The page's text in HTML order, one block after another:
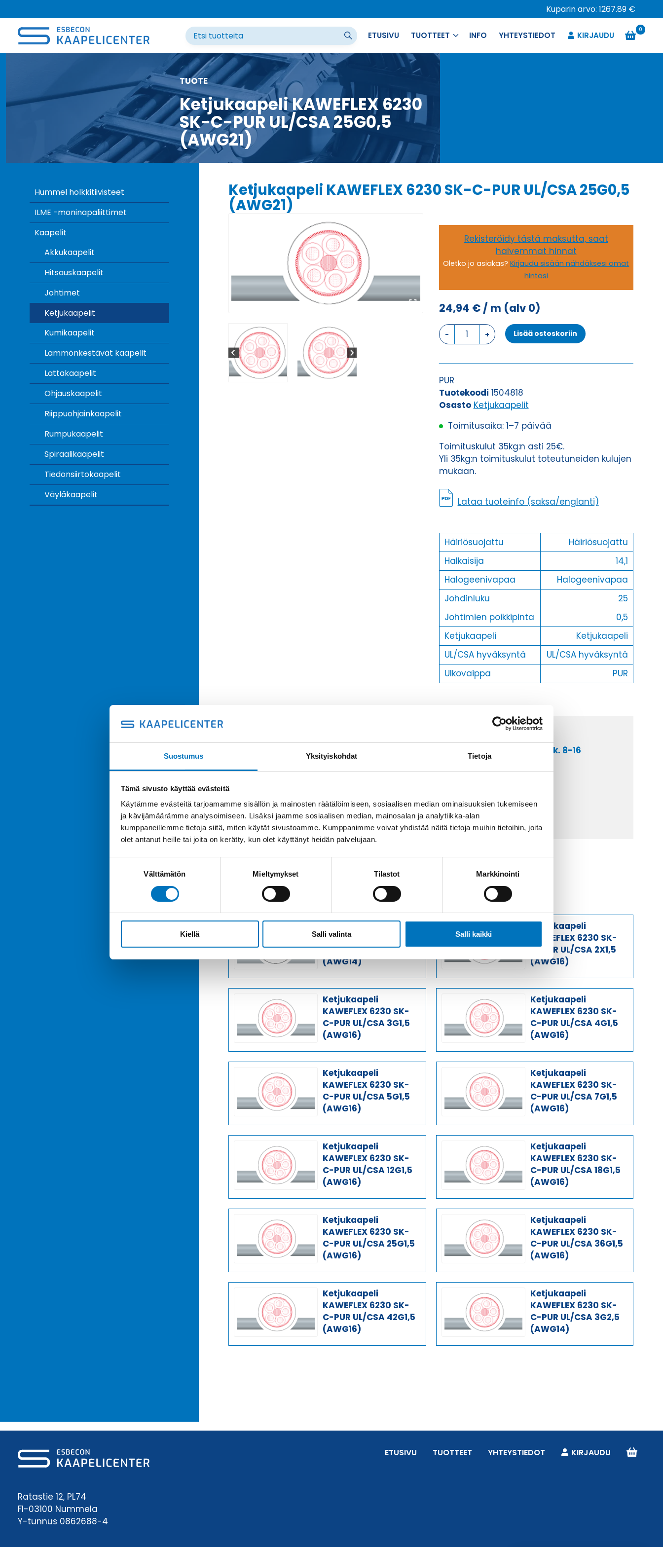
Suostumus Yksityiskohdat Tietoja
Tämä sivusto käyttää evästeitä
Käytämme evästeitä tarjoamamme sisällön ja mainosten räätälöimiseen, sosiaalisen median ominaisuuksien tukemiseen
ja kävijämäärämme analysoimiseen. Lisäksi jaamme sosiaalisen median, mainosalan ja analytiikka-alan
kumppaneillemme tietoja siitä, miten käytät sivustoamme. Kumppanimme voivat yhdistää näitä tietoja muihin tietoihin, joita
olet antanut heille tai joita on kerätty, kun olet käyttänyt heidän palvelujaan.
Välttämätön Mieltymykset Tilastot Markkinointi
Kiellä Salli valinta Salli kaikki
sisältöön
Kuparin arvo: 1267.89 €
ETUSIVU TUOTTEET INFO YHTEYSTIEDOT KIRJAUDU
0
TUOTE
Ketjukaapeli KAWEFLEX 6230
SK-C-PUR UL/CSA 25G0,5
(AWG21)
Hummel holkkitiivisteet
ILME -moninapaliittimet
Kaapelit
Akkukaapelit
Hitsauskaapelit
Johtimet
Ketjukaapelit
Kumikaapelit
Lämmönkestävät kaapelit
Lattakaapelit
Ohjauskaapelit
Riippuohjainkaapelit
Rumpukaapelit
Spiraalikaapelit
Tiedonsiirtokaapelit
Väyläkaapelit
Ketjukaapeli KAWEFLEX 6230 SK-C-PUR UL/CSA 25G0,5
(AWG21)
Rekisteröidy tästä maksutta, saat
halvemmat hinnat
Oletko jo asiakas?Kirjaudu sisään nähdäksesi omat
hintasi
24,94 €/ m (alv 0)
Ketjukaapeli
KAWEFLEX
SK-
PUR
UL/CSA
(AWG21)
määrä
Lisää ostoskoriin
PUR
Tuotekoodi 1504818
Osasto Ketjukaapelit
Toimitusaika: 1–7 päivää
Toimituskulut 35kg:n asti 25€.
Yli 35kg:n toimituskulut toteutuneiden kulujen
mukaan.
Lataa tuoteinfo (saksa/englanti)
Häiriösuojattu
Häiriösuojattu
Halkaisija
14,1
Halogeenivapaa
Halogeenivapaa
Johdinluku
25
Johtimien poikkipinta
0,5
Ketjukaapeli
Ketjukaapeli
UL/CSA hyväksyntä
UL/CSA hyväksyntä
Ulkovaippa
PUR
Kysyttävää?
Anna meidän
Soita asiakaspalveluumme ark. 8-16
+358 9 2252 260
myynti@kaapelicenter.fi
Saman kaapelin eri versiot
KAWEFLEX 6230 SK-
C-PUR UL/CSA 25G2,5
(AWG14)
Ketjukaapeli
KAWEFLEX 6230 SK-
C-PUR UL/CSA 2X1,5
(AWG16)
Ketjukaapeli
KAWEFLEX 6230 SK-
C-PUR UL/CSA 3G1,5
(AWG16)
Ketjukaapeli
KAWEFLEX 6230 SK-
C-PUR UL/CSA 4G1,5
(AWG16)
Ketjukaapeli
KAWEFLEX 6230 SK-
C-PUR UL/CSA 5G1,5
(AWG16)
Ketjukaapeli
KAWEFLEX 6230 SK-
C-PUR UL/CSA 7G1,5
(AWG16)
Ketjukaapeli
KAWEFLEX 6230 SK-
C-PUR UL/CSA 12G1,5
(AWG16)
Ketjukaapeli
KAWEFLEX 6230 SK-
C-PUR UL/CSA 18G1,5
(AWG16)
Ketjukaapeli
KAWEFLEX 6230 SK-
C-PUR UL/CSA 25G1,5
(AWG16)
Ketjukaapeli
KAWEFLEX 6230 SK-
C-PUR UL/CSA 36G1,5
(AWG16)
Ketjukaapeli
KAWEFLEX 6230 SK-
C-PUR UL/CSA 42G1,5
(AWG16)
Ketjukaapeli
KAWEFLEX 6230 SK-
C-PUR UL/CSA 3G2,5
(AWG14)
Ratastie 12, PL74
FI-03100 Nummela
Y-tunnus 0862688-4
ETUSIVU TUOTTEET YHTEYSTIEDOT KIRJAUDU